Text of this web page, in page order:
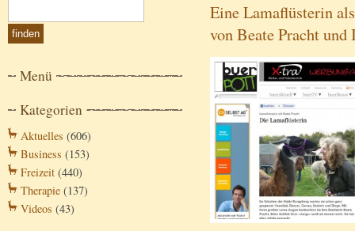
Menü
Kategorien
Aktuelles (606)
Business (153)
Freizeit (440)
Therapie (137)
Videos (43)
Eine Lamaflüsterin
von Beate Pracht und